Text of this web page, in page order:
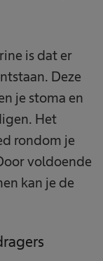
is dat er
Deze
je stoma en
Het
rondom je
voldoende
kan je de